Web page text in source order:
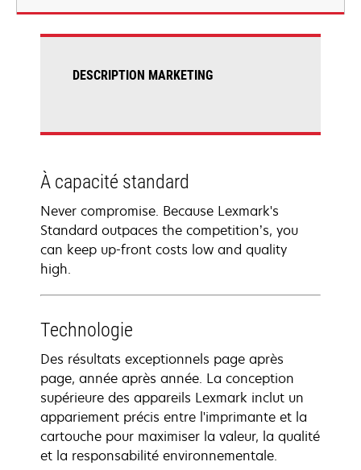
DESCRIPTION MARKETING
À capacité standard
Never compromise. Because Lexmark's
Standard outpaces the competition’s, you
can keep up-front costs low and quality
high.
Technologie
Des résultats exceptionnels page après
page, année après année. La conception
supérieure des appareils Lexmark inclut un
appariement précis entre l'imprimante et la
cartouche pour maximiser la valeur, la qualité
et la responsabilité environnementale.